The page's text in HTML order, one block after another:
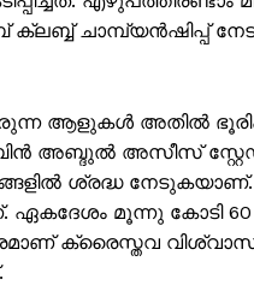
SUBSCRIBE NOW
ക്ലബ്ബ്
ആളുകൾ അതിൽ
അസീസ്
ശ്രദ്ധ
ഏകദേശം മൂന്നു കോടി
ക്രൈസ്തവ